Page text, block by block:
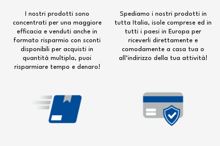
I nostri prodotti sono
concentrati per una maggiore
efficacia e venduti anche in
formato risparmio con sconti
disponibili per acquisti in
quantità multipla, puoi
risparmiare tempo e denaro!
Spediamo i nostri prodotti in
tutta Italia, isole comprese ed in
tutti i paesi in Europa per
riceverli direttamente e
comodamente a casa tua o
all’indirizzo della tua attività!